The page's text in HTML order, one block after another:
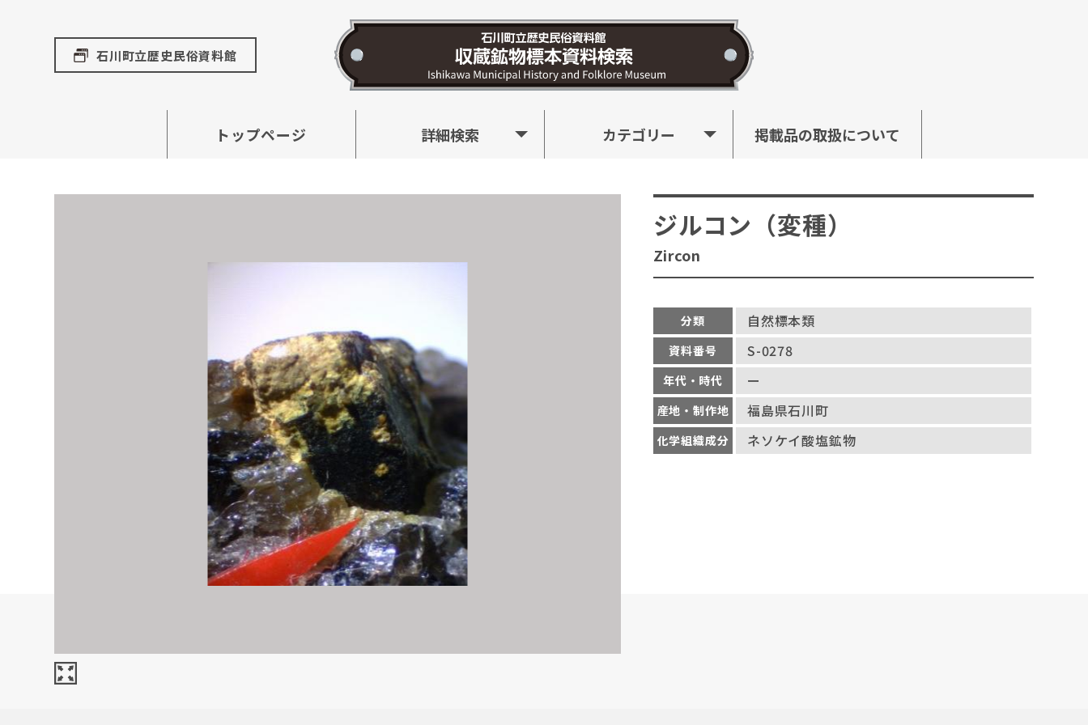
トップページ 詳細検索 カテゴリー 掲載品の取扱について
石川町立歴史民俗資料館
ジルコン（変種）
Zircon
分類 自然標本類
資料番号 S-0278
年代・時代 ー
産地・制作地 福島県石川町
化学組織成分 ネソケイ酸塩鉱物